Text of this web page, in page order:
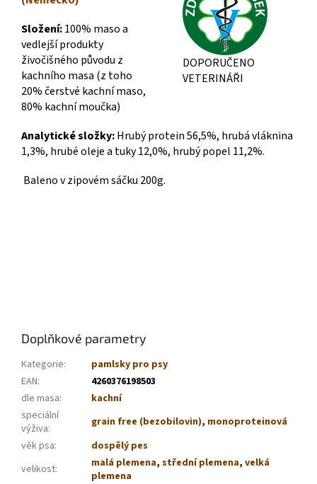
DOPORUČENO
VETERINÁŘI
Složení:100% maso a
vedlejší produkty
živočišného původu z
kachního masa (z toho
20% čerstvé kachní maso,
80% kachní moučka)
Analytické složky:Hrubý protein 56,5%, hrubá vláknina
1,3%, hrubé oleje a tuky 12,0%, hrubý popel 11,2%.
Baleno v zipovém sáčku 200g.
Doplňkové parametry
Kategorie:
pamlsky pro psy
EAN:
4260376198503
dle masa:
kachní
speciální
výživa: grain free (bezobilovin), monoproteinová
věk psa:
dospělý pes
velikost: malá plemena, střední plemena, velká
plemena